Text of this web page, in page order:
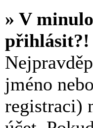
» V
přihlásit?!
jméno
registraci)